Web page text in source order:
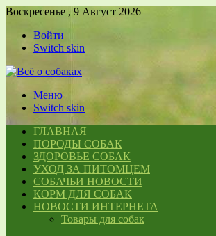
Воскресенье , 9 Август 2026
Войти
Switch skin
Меню
Switch skin
ГЛАВНАЯ
ПОРОДЫ СОБАК
ЗДОРОВЬЕ СОБАК
УХОД ЗА ПИТОМЦЕМ
СОБАЧЬИ НОВОСТИ
КОРМ ДЛЯ СОБАК
НОВОСТИ ИНТЕРНЕТА
Товары для собак